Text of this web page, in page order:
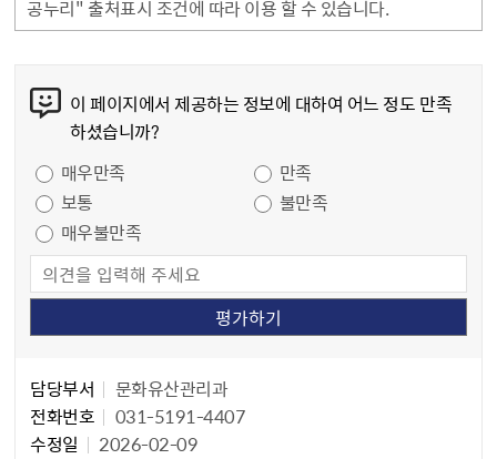
공누리" 출처표시 조건에 따라 이용 할 수 있습니다.
이 페이지에서 제공하는 정보에 대하여 어느 정도 만족
하셨습니까?
매우만족
만족
보통
불만족
매우불만족
담당부서
문화유산관리과
전화번호
031-5191-4407
수정일
2026-02-09